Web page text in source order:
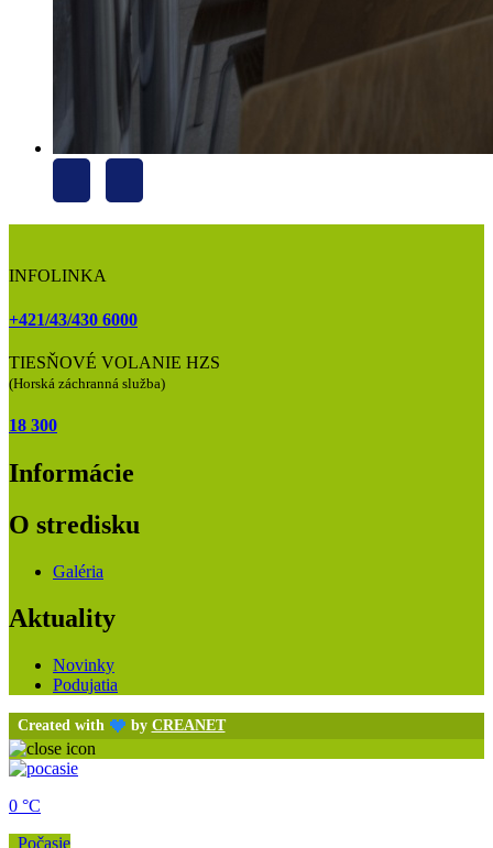
INFOLINKA
+421/43/430 6000
TIESŇOVÉ VOLANIE HZS
(Horská záchranná služba)
18 300
Informácie
O stredisku
Galéria
Aktuality
Novinky
Podujatia
Created with by CREANET
0 °C
Počasie